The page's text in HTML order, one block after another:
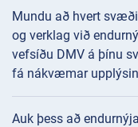
Mundu að hvert
og verklag við
vefsíðu DMV á þínu
fá nákvæmar
Auk þess að